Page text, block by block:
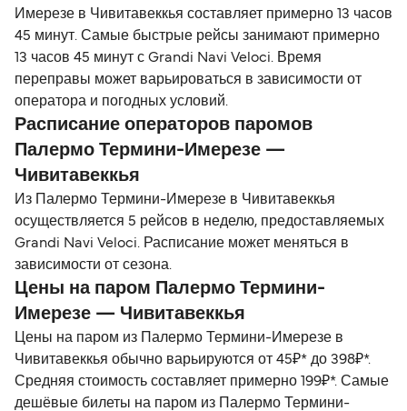
Имерезе в Чивитавеккья составляет примерно 13 часов
45 минут. Самые быстрые рейсы занимают примерно
13 часов 45 минут с Grandi Navi Veloci. Время
переправы может варьироваться в зависимости от
оператора и погодных условий.
Расписание операторов паромов
Палермо Термини-Имерезе —
Чивитавеккья
Из Палермо Термини-Имерезе в Чивитавеккья
осуществляется 5 рейсов в неделю, предоставляемых
Grandi Navi Veloci. Расписание может меняться в
зависимости от сезона.
Цены на паром Палермо Термини-
Имерезе — Чивитавеккья
Цены на паром из Палермо Термини-Имерезе в
Чивитавеккья обычно варьируются от 45₽* до 398₽*.
Средняя стоимость составляет примерно 199₽*. Самые
дешёвые билеты на паром из Палермо Термини-